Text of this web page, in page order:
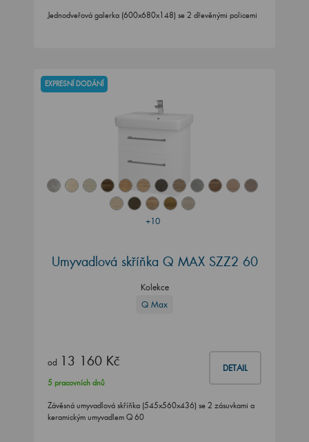
Jednodveřová galerka (600x680x148) se 2 dřevěnými policemi
+10
EXPRESNÍ DODÁNÍ
Umyvadlová skříňka Q MAX SZZ2 60
Kolekce
Q Max
od 13 160 Kč DETAIL
5 pracovních dnů
Závěsná umyvadlová skříňka (545x560x436) se 2 zásuvkami a
keramickým umyvadlem Q 60